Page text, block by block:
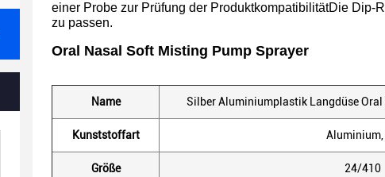
einer Probe zur Prüfung der ProduktkompatibilitätDie
zu passen.
Oral Nasal Soft Misting Pump Sprayer
Name Silber Aluminiumplastik Langdüse
Kunststoffart Aluminium,
Größe 24/410